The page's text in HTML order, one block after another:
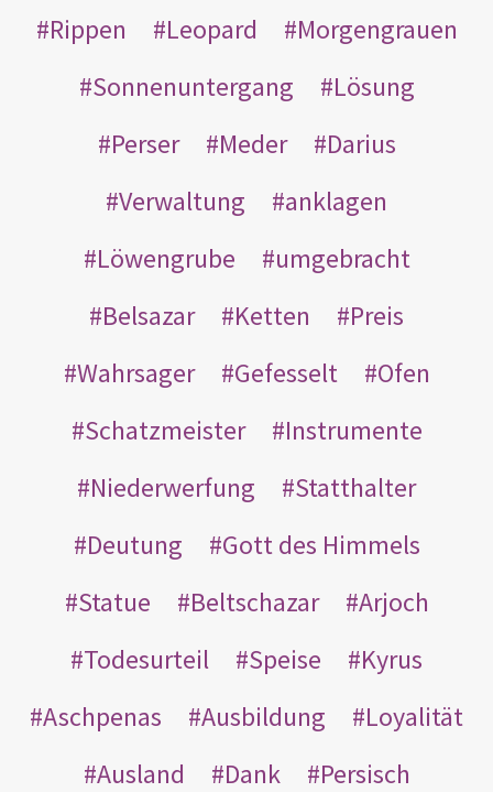
Rippen
Leopard
Morgengrauen
Sonnenuntergang
Lösung
Perser
Meder
Darius
Verwaltung
anklagen
Löwengrube
umgebracht
Belsazar
Ketten
Preis
Wahrsager
Gefesselt
Ofen
Schatzmeister
Instrumente
Niederwerfung
Statthalter
Deutung
Gott des Himmels
Statue
Beltschazar
Arjoch
Todesurteil
Speise
Kyrus
Aschpenas
Ausbildung
Loyalität
Ausland
Dank
Persisch